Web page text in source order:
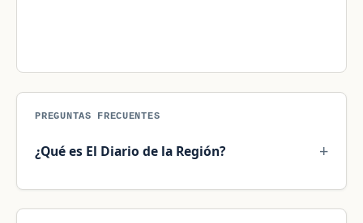
PREGUNTAS FRECUENTES
¿Qué es El Diario de la Región?